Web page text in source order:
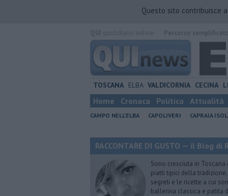
Questo sito contribuisce
TOSCANA ELBA VALDICORNIA CECINA
Home Cronaca Politica Attualità
CAMPO NELL'ELBA CAPOLIVERI CAPRAIA
RACCONTARE DI GUSTO — il Blog di
Sono cresciuta in
piatti tipici della
segreti e le ricette a cui
ballerina classica e patita